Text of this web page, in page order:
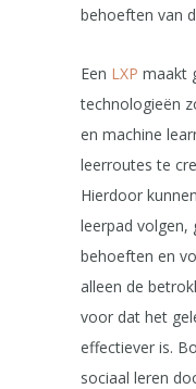
behoeften van
Een LXP maakt
technologieën
en machine
leerroutes te
Hierdoor
leerpad volgen,
behoeften en
alleen de
voor dat het
effectiever is.
sociaal leren